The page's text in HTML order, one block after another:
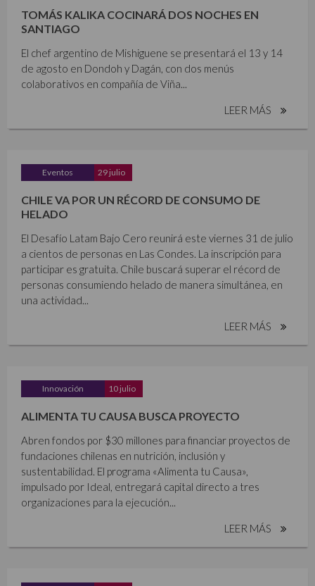
TOMÁS KALIKA COCINARÁ DOS NOCHES EN
SANTIAGO
El chef argentino de Mishiguene se presentará el 13 y 14
de agosto en Dondoh y Dagán, con dos menús
colaborativos en compañía de Viña...
LEER MÁS
Eventos 29 julio
CHILE VA POR UN RÉCORD DE CONSUMO DE
HELADO
El Desafío Latam Bajo Cero reunirá este viernes 31 de julio
a cientos de personas en Las Condes. La inscripción para
participar es gratuita. Chile buscará superar el récord de
personas consumiendo helado de manera simultánea, en
una actividad...
LEER MÁS
Innovación 10 julio
ALIMENTA TU CAUSA BUSCA PROYECTO
Abren fondos por $30 millones para financiar proyectos de
fundaciones chilenas en nutrición, inclusión y
sustentabilidad. El programa «Alimenta tu Causa»,
impulsado por Ideal, entregará capital directo a tres
organizaciones para la ejecución...
LEER MÁS